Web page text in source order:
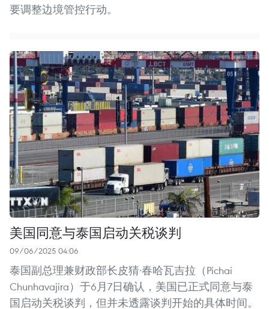
要调整边境管控行动。
美国同意与泰国启动关税谈判
09/06/2025 04:06
泰国副总理兼财政部长皮猜·春哈瓦吉拉（Pichai
Chunhavajira）于6月7日确认，美国已正式同意与泰
国启动关税谈判，但并未透露谈判开始的具体时间。